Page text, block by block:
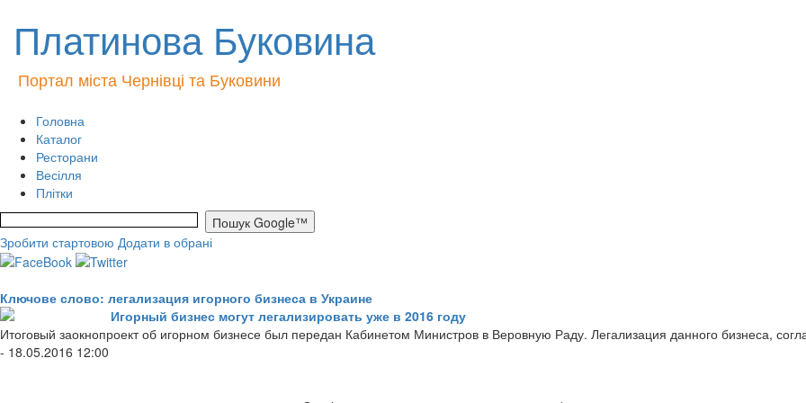
Платинова Буковина
Портал міста Чернівці та Буковини
Головна
Каталог
Ресторани
Весілля
Плітки
Зробити стартовою Додати в обрані
Ключове слово: легализация игорного бизнеса в Украине
Игорный бизнес могут легализировать уже в 2016 году
Итоговый заокнопроект об игорном бизнесе был передан Кабинетом Министров в Веровную Раду. Легализация данного бизнеса,
- 18.05.2016 12:00